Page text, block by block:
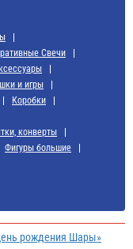
Свечи
и игры
Коробки
конверты
Фигуры большие
рождения Шары»